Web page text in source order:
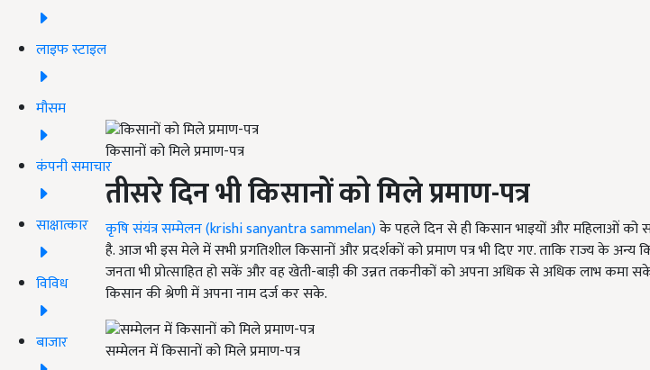
लाइफ स्टाइल
मौसम
कंपनी समाचार
साक्षात्कार
विविध
बाजार
किसानों को मिले प्रमाण-पत्र
तीसरे दिन भी किसानों को मिले प्रमाण-पत्र
कृषि संयंत्र सम्मेलन (krishi sanyantra sammelan)के पहले दिन से ही किसान भाइयों और महिलाओं को
है. आज भी इस मेले में सभी प्रगतिशील किसानों और प्रदर्शकों को प्रमाण पत्र भी दिए गए. ताकि राज्य के
जनता भीप्रोत्साहित हो सकें और वह खेती-बाड़ी की उन्नत तकनीकों को अपना अधिक से अधिक लाभ
किसान की श्रेणी में अपना नाम दर्ज कर सके.
सम्मेलन में किसानों को मिले प्रमाण-पत्र